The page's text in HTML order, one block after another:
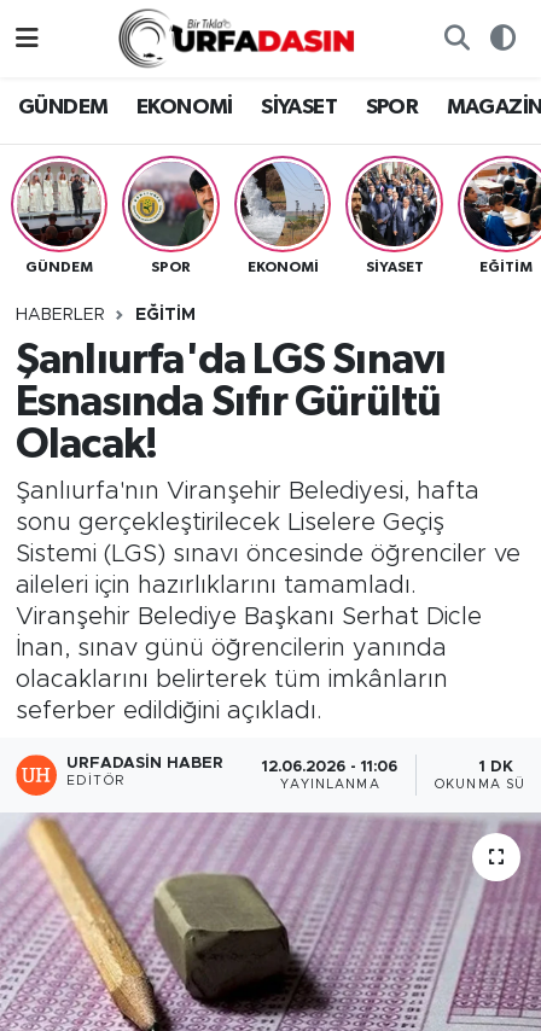
GÜNDEM EKONOMİ SİYASET SPOR
GÜNDEM SPOR EKONOMİ SİYASET EĞITIM
HABERLER EĞITIM
Şanlıurfa'da LGS Sınavı
Esnasında Sıfır Gürültü
Olacak!
Şanlıurfa'nın Viranşehir Belediyesi, hafta
sonu gerçekleştirilecek Liselere Geçiş
Sistemi (LGS) sınavı öncesinde öğrenciler ve
aileleri için hazırlıklarını tamamladı.
Viranşehir Belediye Başkanı Serhat Dicle
İnan, sınav günü öğrencilerin yanında
olacaklarını belirterek tüm imkânların
seferber edildiğini açıkladı.
URFADASIN HABER
EDITÖR
12.06.2026 - 11:06
YAYINLANMA
1 DK
OKUNMA
EKONOMİ
SİYASET
SPOR
SAĞLIK
TEKNOLOJİ
OTOMOBİL
Gizlilik ve Güvenlik Politikası
İletişim
Nöbetçi Eczaneler
Hava Durumu
Namaz Vakitleri
Trafik Durumu
Tüm Manşetler
Son Dakika Haberleri
Haber Arşivi